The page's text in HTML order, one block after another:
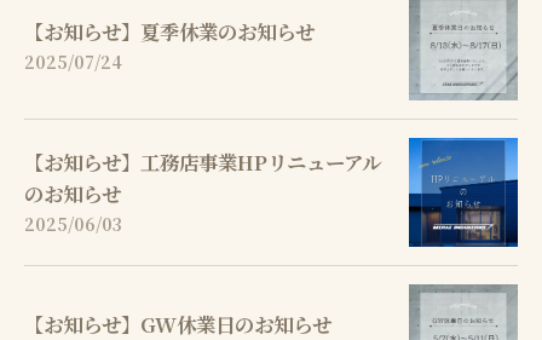
【お知らせ】夏季休業のお知らせ
2025/07/24
【お知らせ】工務店事業HPリニューアル
のお知らせ
2025/06/03
【お知らせ】GW休業日のお知らせ